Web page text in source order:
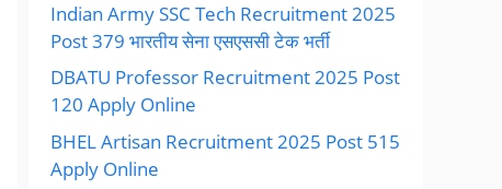
Indian Army SSC Tech Recruitment 2025
Post 379 भारतीय सेना एसएससी टेक भर्ती
DBATU Professor Recruitment 2025 Post
120 Apply Online
BHEL Artisan Recruitment 2025 Post 515
Apply Online